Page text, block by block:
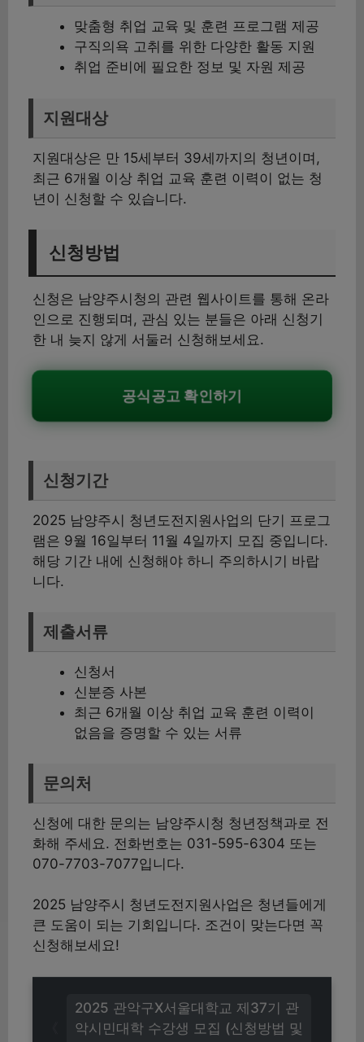
맞춤형 취업 교육 및 훈련 프로그램 제공
구직의욕 고취를 위한 다양한 활동 지원
취업 준비에 필요한 정보 및 자원 제공
지원대상
지원대상은 만 15세부터 39세까지의 청년이며,
최근 6개월 이상 취업 교육 훈련 이력이 없는 청
년이 신청할 수 있습니다.
신청방법
신청은 남양주시청의 관련 웹사이트를 통해 온라
인으로 진행되며, 관심 있는 분들은 아래 신청기
한 내 늦지 않게 서둘러 신청해보세요.
공식공고 확인하기
신청기간
2025 남양주시 청년도전지원사업의 단기 프로그
램은 9월 16일부터 11월 4일까지 모집 중입니다.
해당 기간 내에 신청해야 하니 주의하시기 바랍
니다.
제출서류
신청서
신분증 사본
최근 6개월 이상 취업 교육 훈련 이력이
없음을 증명할 수 있는 서류
문의처
신청에 대한 문의는 남양주시청 청년정책과로 전
화해 주세요. 전화번호는 031-595-6304 또는
070-7703-7077입니다.
2025 남양주시 청년도전지원사업은 청년들에게
큰 도움이 되는 기회입니다. 조건이 맞는다면 꼭
신청해보세요!
2025 관악구X서울대학교 제37기 관
악시민대학 수강생 모집 (신청방법 및